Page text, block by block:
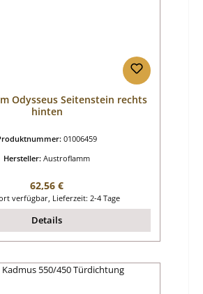
Odysseus Seitenstein rechts
hinten
01006459
Hersteller: Austroflamm
Regulärer Preis:
62,56 €
verfügbar, Lieferzeit: 2-4 Tage
Details